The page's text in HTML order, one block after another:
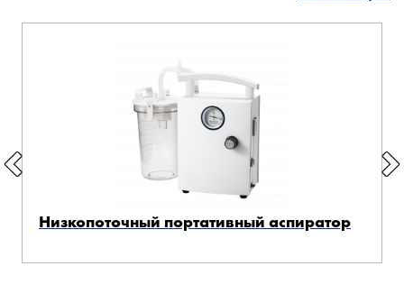
Низкопоточный портативный аспиратор